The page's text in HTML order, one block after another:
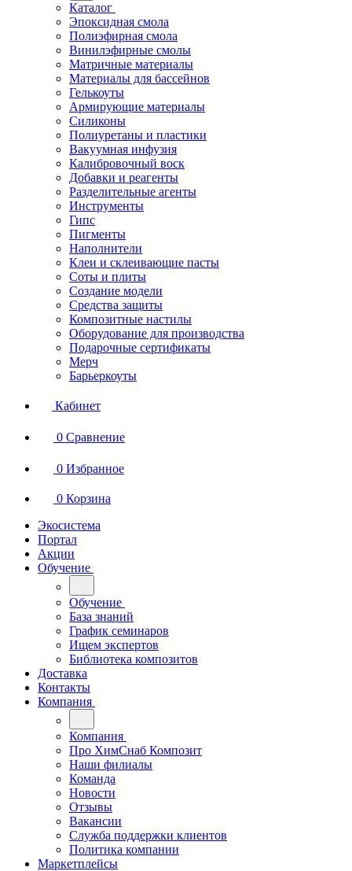
Каталог
Эпоксидная смола
Полиэфирная смола
Винилэфирные смолы
Матричные материалы
Материалы для бассейнов
Гелькоуты
Армирующие материалы
Силиконы
Полиуретаны и пластики
Вакуумная инфузия
Калибровочный воск
Добавки и реагенты
Разделительные агенты
Инструменты
Гипс
Пигменты
Наполнители
Клеи и склеивающие пасты
Соты и плиты
Создание модели
Средства защиты
Композитные настилы
Оборудование для производства
Подарочные сертификаты
Мерч
Барьеркоуты
Кабинет
0 Сравнение
0 Избранное
0 Корзина
Экосистема
Портал
Акции
Обучение
Обучение
База знаний
График семинаров
Ищем экспертов
Библиотека композитов
Доставка
Контакты
Компания
Компания
Про ХимСнаб Композит
Наши филиалы
Команда
Новости
Отзывы
Вакансии
Служба поддержки клиентов
Политика компании
Маркетплейсы